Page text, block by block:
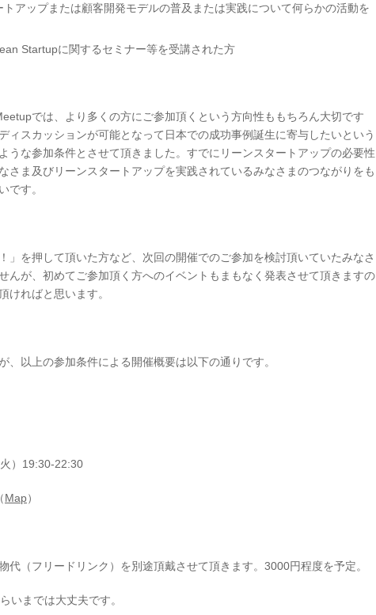
アップまたは顧客開発モデルの普及または実践について何らかの活動を
Startupに関するセミナー等を受講された方
では、より多くの方にご参加頂くという方向性ももちろん大切です
ィスカッションが可能となって日本での成功事例誕生に寄与したいという
うな参加条件とさせて頂きました。すでにリーンスタートアップの必要性
さま及びリーンスタートアップを実践されているみなさまのつながりをも
です。
」を押して頂いた方など、次回の開催でのご参加を検討頂いていたみなさ
んが、初めてご参加頂く方へのイベントもまもなく発表させて頂きますの
ければと思います。
、以上の参加条件による開催概要は以下の通りです。
）19:30-22:30
Map）
代（フリードリンク）を別途頂戴させて頂きます。3000円程度を予定。
いまでは大丈夫です。